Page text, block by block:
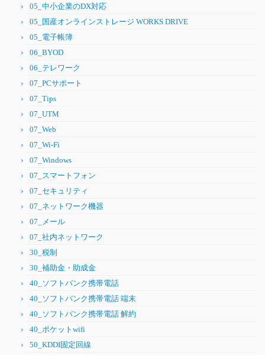
05_中小企業のDX対応
05_国産オンラインストレージ WORKS DRIVE
05_電子帳簿
06_BYOD
06_テレワーク
07_PCサポート
07_Tips
07_UTM
07_Web
07_Wi-Fi
07_Windows
07_スマートフォン
07_セキュリティ
07_ネットワーク機器
07_メール
07_社内ネットワーク
30_税制
30_補助金・助成金
40_ソフトバンク携帯電話
40_ソフトバンク携帯電話 端末
40_ソフトバンク携帯電話 解約
40_ポケットwifi
50_KDDI固定回線